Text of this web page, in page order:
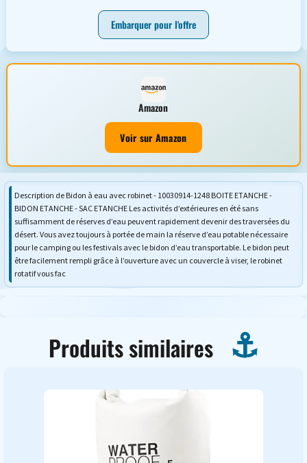
Embarquer pour l'offre
Amazon
Voir sur Amazon
Description de Bidon à eau avec robinet - 10030914-1248 BOITE ETANCHE -
BIDON ETANCHE - SAC ETANCHE Les activités d’extérieures en été sans
suffisamment de réserves d’eau peuvent rapidement devenir des traversées du
désert. Vous avez toujours à portée de main la réserve d’eau potable nécessaire
pour le camping ou les festivals avec le bidon d’eau transportable. Le bidon peut
être facilement rempli grâce à l’ouverture avec un couvercle à viser, le robinet
rotatif vous fac
Produits similaires